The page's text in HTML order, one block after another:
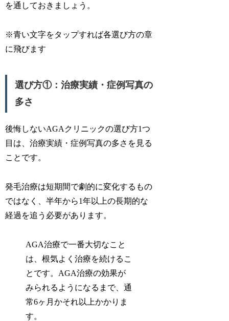
を通しておきましょう。
※青い文字をタップすれば各選び方の章
に飛びます
選び方①：治療実績・症例写真の
多さ
後悔しないAGAクリニックの選び方1つ
目は、治療実績・症例写真の多さを見る
ことです。
発毛治療は短期間で劇的に変化するもの
ではなく、半年から1年以上の長期的な
経過を追う必要があります。
AGA治療で一番大切なこと
は、根気よく治療を続けるこ
とです。AGA治療の効果が
みられるようになるまで、通
常6ヶ月かそれ以上かかりま
す。